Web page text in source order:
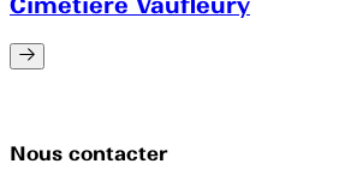
Nous contacter